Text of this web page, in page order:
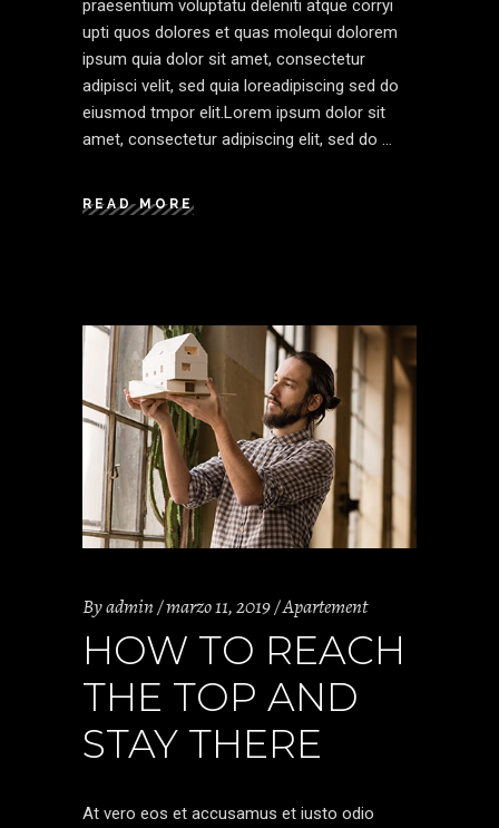
praesentium voluptatu deleniti atque corryi
upti quos dolores et quas molequi dolorem
ipsum quia dolor sit amet, consectetur
adipisci velit, sed quia loreadipiscing sed do
eiusmod tmpor elit.Lorem ipsum dolor sit
amet, consectetur adipiscing elit, sed do
READ MORE
Byadmin marzo 11, 2019 Apartement
HOW TO REACH
THE TOP AND
STAY THERE
At vero eos et accusamus et iusto odio